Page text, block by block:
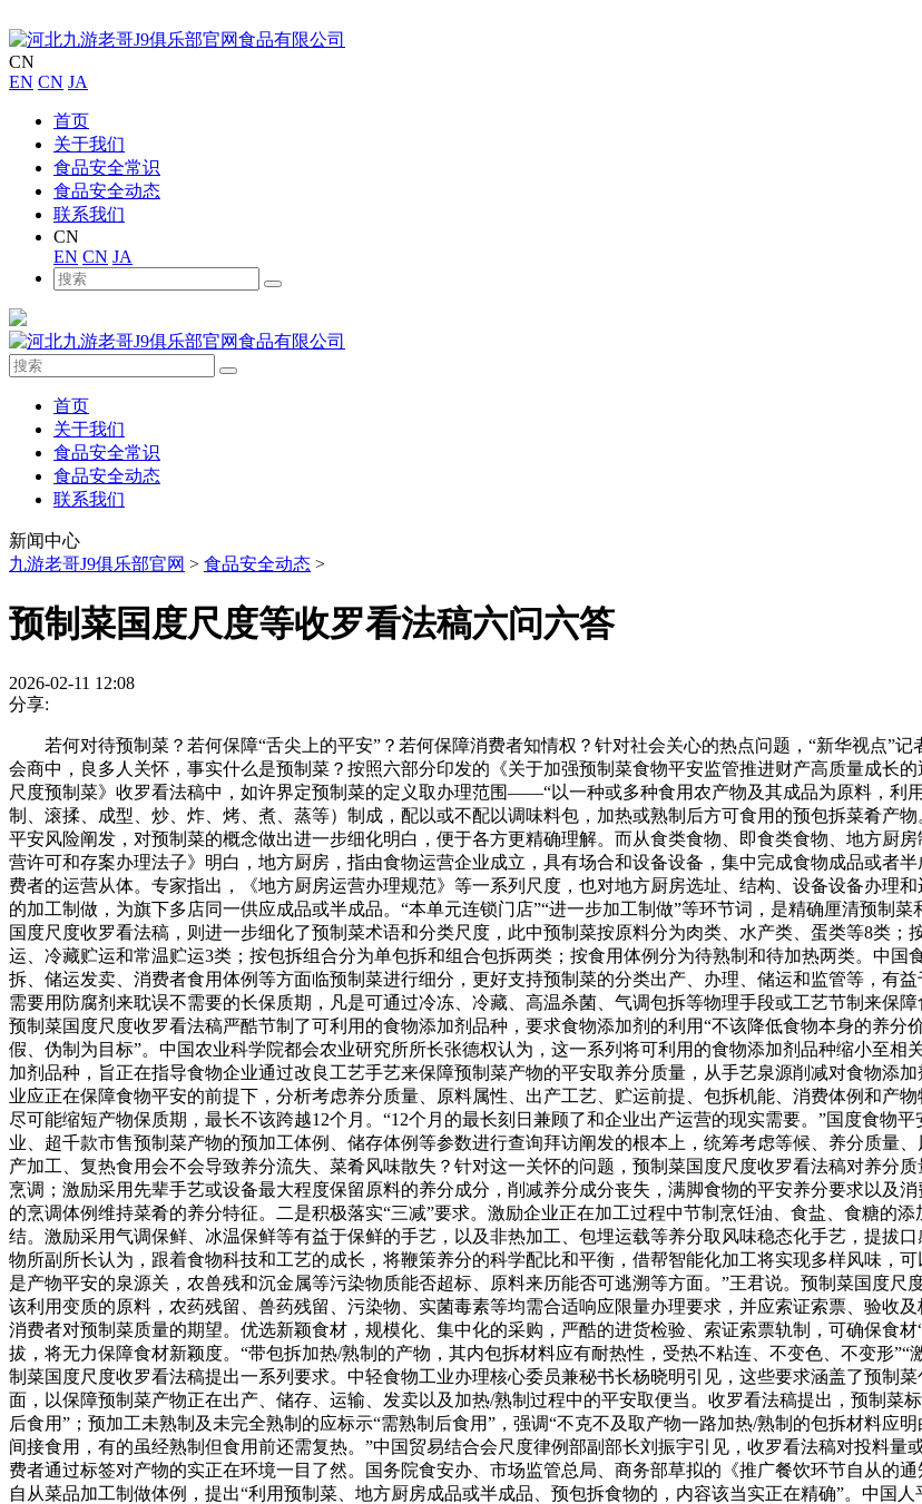
CN
EN CN JA
首页
关于我们
食品安全常识
食品安全动态
联系我们
CN
EN CN JA
首页
关于我们
食品安全常识
食品安全动态
联系我们
新闻中心
九游老哥J9俱乐部官网 > 食品安全动态 >
预制菜国度尺度等收罗看法稿六问六答
2026-02-11 12:08
分享:
若何对待预制菜？若何保障“舌尖上的平安”？若何保障消费者知情权？针对社会关心的热点问题，“新华视点”
会商中，良多人关怀，事实什么是预制菜？按照六部分印发的《关于加强预制菜食物平安监管推进财产高质量成长
尺度预制菜》收罗看法稿中，如许界定预制菜的定义取办理范围——“以一种或多种食用农产物及其成品为原料，利
制、滚揉、成型、炒、炸、烤、煮、蒸等）制成，配以或不配以调味料包，加热或熟制后方可食用的预包拆菜肴产
平安风险阐发，对预制菜的概念做出进一步细化明白，便于各方更精确理解。而从食类食物、即食类食物、地方厨
营许可和存案办理法子》明白，地方厨房，指由食物运营企业成立，具有场合和设备设备，集中完成食物成品或者
费者的运营从体。专家指出，《地方厨房运营办理规范》等一系列尺度，也对地方厨房选址、结构、设备设备办理
的加工制做，为旗下多店同一供应成品或半成品。“本单元连锁门店”“进一步加工制做”等环节词，是精确厘清预制
国度尺度收罗看法稿，则进一步细化了预制菜术语和分类尺度，此中预制菜按原料分为肉类、水产类、蛋类等8类
运、冷藏贮运和常温贮运3类；按包拆组合分为单包拆和组合包拆两类；按食用体例分为待熟制和待加热两类。中
拆、储运发卖、消费者食用体例等方面临预制菜进行细分，更好支持预制菜的分类出产、办理、储运和监管等，有
需要用防腐剂来耽误不需要的长保质期，凡是可通过冷冻、冷藏、高温杀菌、气调包拆等物理手段或工艺节制来保
预制菜国度尺度收罗看法稿严酷节制了可利用的食物添加剂品种，要求食物添加剂的利用“不该降低食物本身的养分
假、伪制为目标”。中国农业科学院都会农业研究所所长张德权认为，这一系列将可利用的食物添加剂品种缩小至
加剂品种，旨正在指导食物企业通过改良工艺手艺来保障预制菜产物的平安取养分质量，从手艺泉源削减对食物添
业应正在保障食物平安的前提下，分析考虑养分质量、原料属性、出产工艺、贮运前提、包拆机能、消费体例和产
尽可能缩短产物保质期，最长不该跨越12个月。“12个月的最长刻日兼顾了和企业出产运营的现实需要。”国度食物
业、超千款市售预制菜产物的预加工体例、储存体例等参数进行查询拜访阐发的根本上，统筹考虑等候、养分质量
产加工、复热食用会不会导致养分流失、菜肴风味散失？针对这一关怀的问题，预制菜国度尺度收罗看法稿对养
烹调；激励采用先辈手艺或设备最大程度保留原料的养分成分，削减养分成分丧失，满脚食物的平安养分要求以及
的烹调体例维持菜肴的养分特征。二是积极落实“三减”要求。激励企业正在加工过程中节制烹饪油、食盐、食糖的
结。激励采用气调保鲜、冰温保鲜等有益于保鲜的手艺，以及非热加工、包埋运载等养分取风味稳态化手艺，提拔
物所副所长认为，跟着食物科技和工艺的成长，将鞭策养分的科学配比和平衡，借帮智能化加工将实现多样风味，
是产物平安的泉源关，农兽残和沉金属等污染物质能否超标、原料来历能否可逃溯等方面。”王君说。预制菜国度
该利用变质的原料，农药残留、兽药残留、污染物、实菌毒素等均需合适响应限量办理要求，并应索证索票、验收
消费者对预制菜质量的期望。优选新颖食材，规模化、集中化的采购，严酷的进货检验、索证索票轨制，可确保食
拔，将无力保障食材新颖度。“带包拆加热/熟制的产物，其内包拆材料应有耐热性，受热不粘连、不变色、不变形
制菜国度尺度收罗看法稿提出一系列要求。中轻食物工业办理核心委员兼秘书长杨晓明引见，这些要求涵盖了预制
面，以保障预制菜产物正在出产、储存、运输、发卖以及加热/熟制过程中的平安取便当。收罗看法稿提出，预制
后食用”；预加工未熟制及未完全熟制的应标示“需熟制后食用”，强调“不克不及取产物一路加热/熟制的包拆材料应
间接食用，有的虽经熟制但食用前还需复热。”中国贸易结合会尺度律例部副部长刘振宇引见，收罗看法稿对投料
费者通过标签对产物的实正在环境一目了然。国务院食安办、市场监管总局、商务部草拟的《推广餐饮环节自从的
自从菜品加工制做体例，提出“利用预制菜、地方厨房成品或半成品、预包拆食物的，内容该当实正在精确”。中国